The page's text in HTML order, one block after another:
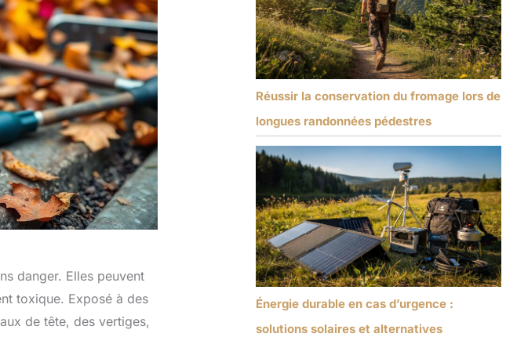
danger. Elles peuvent
toxique. Exposé à des
de tête, des vertiges,
Réussir la conservation du fromage lors de
longues randonnées pédestres
Énergie durable en cas d’urgence :
solutions solaires et alternatives